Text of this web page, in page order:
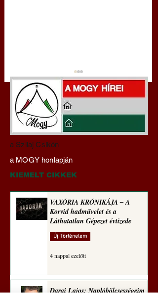
Darai Lajos:
Naplóbölcsességeim
(2024)
a Szilaj Csikón
a MOGY honlapján
KIEMELT CIKKEK
VAXÓRIA KRÓNIKÁJA ‒ A
Korvid hadművelet és a
Láthatatlan Gépezet évtizede
Új Történelem
4 nappal ezelőtt
Darai Lajos: Naplóbölcsességeim